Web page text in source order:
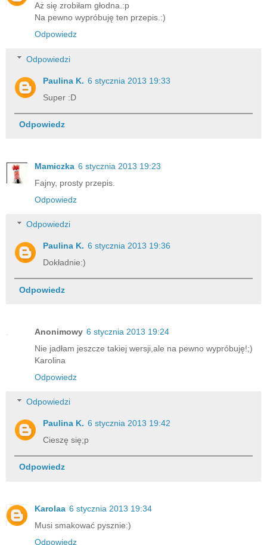
Aż się zrobiłam głodna.:p
Na pewno wypróbuję ten przepis.:)
Odpowiedz
Odpowiedzi
Paulina K. 6 stycznia 2013 19:33
Super :D
Odpowiedz
Mamiczka 6 stycznia 2013 19:23
Fajny, prosty przepis.
Odpowiedz
Odpowiedzi
Paulina K. 6 stycznia 2013 19:36
Dokładnie:)
Odpowiedz
Anonimowy 6 stycznia 2013 19:24
Nie jadłam jeszcze takiej wersji,ale na pewno wypróbuję!;)
Karolina
Odpowiedz
Odpowiedzi
Paulina K. 6 stycznia 2013 19:42
Cieszę się;p
Odpowiedz
Karolaa 6 stycznia 2013 19:34
Musi smakować pysznie:)
Odpowiedz